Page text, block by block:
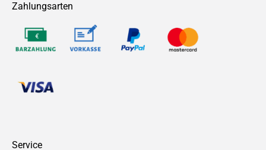
Zahlungsarten
Service